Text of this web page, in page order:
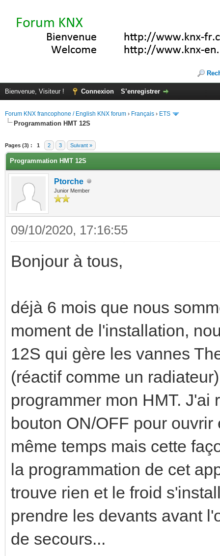
Bienvenue, Visiteur ! Connexion S’enregistrer
Forum KNX francophone / English KNX forum › Français › ETS
Programmation HMT 12S
Pages (3) : 1 2 3 Suivant »
Programmation HMT 12S
Ptorche
Junior Member
09/10/2020, 17:16:55
Bonjour à tous,
déjà 6 mois que nous
moment de l'installation,
12S qui gère les vannes
(réactif comme un
programmer mon HMT.
bouton ON/OFF pour
même temps mais cette
la programmation de cet
trouve rien et le froid
prendre les devants avant
de secours...